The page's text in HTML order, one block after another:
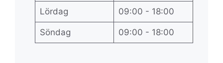
Lördag 09:00 - 18:00
Söndag 09:00 - 18:00